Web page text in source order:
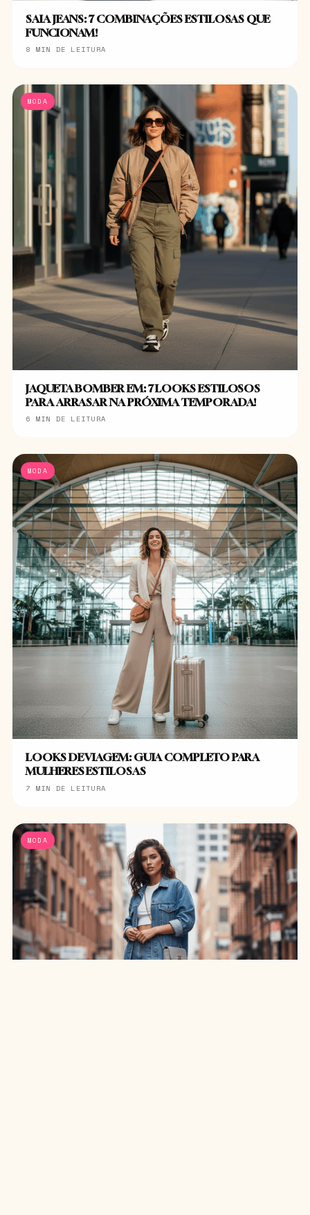
SAIA JEANS: 7 COMBINAÇÕES ESTILOSAS QUE
FUNCIONAM!
8 MIN DE LEITURA
MODA
JAQUETA BOMBER EM: 7 LOOKS ESTILOSOS
PARA ARRASAR NA PRÓXIMA TEMPORADA!
6 MIN DE LEITURA
MODA
LOOKS DE VIAGEM: GUIA COMPLETO PARA
MULHERES ESTILOSAS
7 MIN DE LEITURA
MODA